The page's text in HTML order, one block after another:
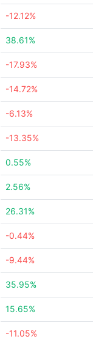
-12.12%
38.61%
-17.93%
-14.72%
-6.13%
-13.35%
0.55%
2.56%
26.31%
-0.44%
-9.44%
35.95%
15.65%
-11.05%